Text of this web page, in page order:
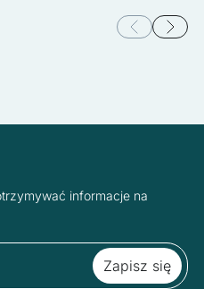
informacje na